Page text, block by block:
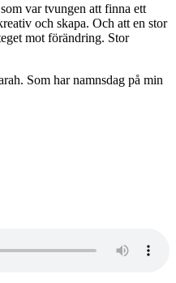
var tvungen att finna ett
och skapa. Och att en stor
mot förändring. Stor
Som har namnsdag på min